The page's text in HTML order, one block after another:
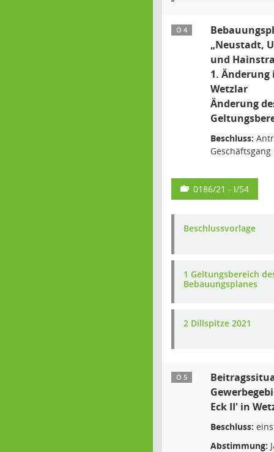
Ö 4
„Neustadt,
und
1.
Wetzlar
Änderung
Beschluss:
Geschäftsgang
0186/21 - I/54
Beschlussvorlage
1 Geltungsbereich
Bebauungsplanes
2 Dillspitze 2021
Ö 5
Eck II' in
Beschluss:
Abstimmung: